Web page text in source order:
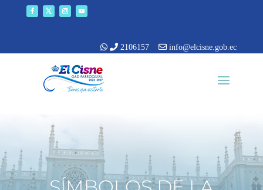
2106157 info@elcisne.gob.ec